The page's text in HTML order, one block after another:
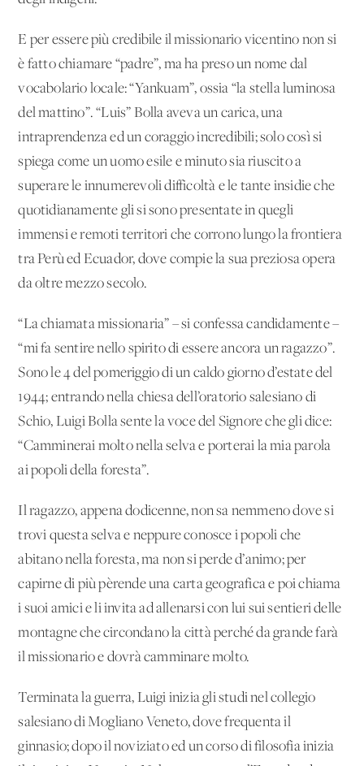
E per essere più credibile il missionario vicentino non si
è fatto chiamare “padre”, ma ha preso un nome dal
vocabolario locale: “Yankuam”, ossia “la stella luminosa
del mattino”. “Luis” Bolla aveva un carica, una
intraprendenza ed un coraggio incredibili; solo così si
spiega come un uomo esile e minuto sia riuscito a
superare le innumerevoli difficoltà e le tante insidie che
quotidianamente gli si sono presentate in quegli
immensi e remoti territori che corrono lungo la frontiera
tra Perù ed Ecuador, dove compie la sua preziosa opera
da oltre mezzo secolo.
“La chiamata missionaria” – si confessa candidamente –
“mi fa sentire nello spirito di essere ancora un ragazzo”.
Sono le 4 del pomeriggio di un caldo giorno d’estate del
1944; entrando nella chiesa dell’oratorio salesiano di
Schio, Luigi Bolla sente la voce del Signore che gli dice:
“Camminerai molto nella selva e porterai la mia parola
ai popoli della foresta”.
Il ragazzo, appena dodicenne, non sa nemmeno dove si
trovi questa selva e neppure conosce i popoli che
abitano nella foresta, ma non si perde d’animo; per
capirne di più pèrende una carta geografica e poi chiama
i suoi amici e li invita ad allenarsi con lui sui sentieri delle
montagne che circondano la città perché da grande farà
il missionario e dovrà camminare molto.
Terminata la guerra, Luigi inizia gli studi nel collegio
salesiano di Mogliano Veneto, dove frequenta il
ginnasio; dopo il noviziato ed un corso di filosofia inizia